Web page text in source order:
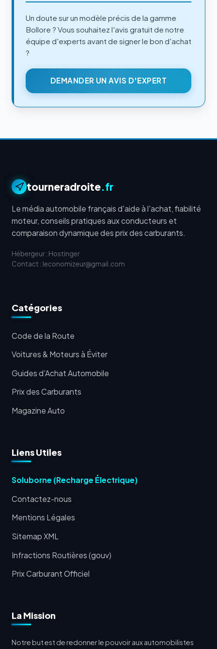
Un doute sur un modèle précis de la gamme
Bollore ? Vous souhaitez l'avis gratuit de notre
équipe d'experts avant de signer le bon d'achat
?
DEMANDER UN AVIS D'EXPERT
tourneradroite.fr
Le média automobile français d'aide à l'achat, fiabilité
moteur, conseils pratiques aux conducteurs et
comparaison dynamique des prix des carburants.
Hébergeur : Hostinger
Contact : leconomizeur@gmail.com
Catégories
Code de la Route
Voitures & Moteurs à Éviter
Guides d'Achat Automobile
Prix des Carburants
Magazine Auto
Liens Utiles
Soluborne (Recharge Électrique)
Contactez-nous
Mentions Légales
Sitemap XML
Infractions Routières (gouv)
Prix Carburant Officiel
La Mission
Notre but est de redonner le pouvoir aux automobilistes